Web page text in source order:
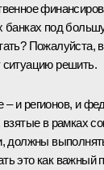
банках под
Пожалуйста,
решить.
и регионов, и
взятые в рамках
должны
это как важный